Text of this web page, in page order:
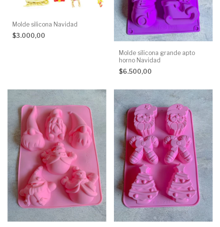
Molde silicona Navidad
$3.000,00
Molde silicona grande apto
horno Navidad
$6.500,00